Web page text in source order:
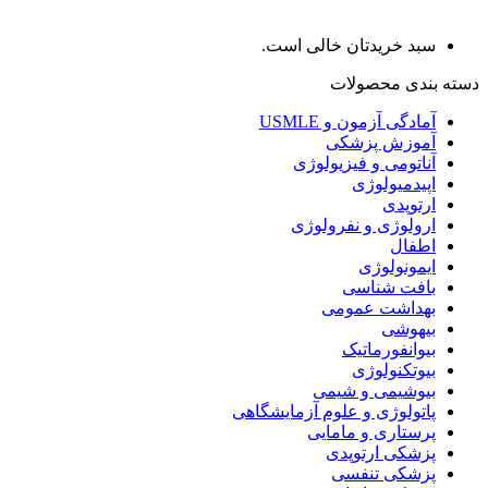
سبد خریدتان خالی است.
دسته بندی محصولات
آمادگی آزمون و USMLE
آموزش پزشکی
آناتومی و فیزیولوژی
اپیدمیولوژی
ارتوپدی
ارولوژی و نفرولوژی
اطفال
ایمونولوژی
بافت شناسی
بهداشت عمومی
بیهوشی
بیوانفورماتیک
بیوتکنولوژی
بیوشیمی و شیمی
پاتولوژی و علوم آزمایشگاهی
پرستاری و مامایی
پزشکی ارتوپدی
پزشکی تنفسی